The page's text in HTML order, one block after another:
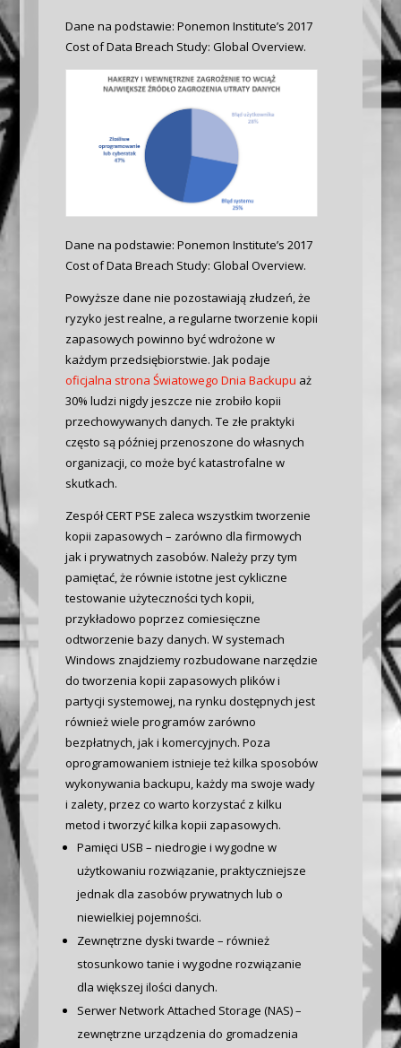
Dane na podstawie: Ponemon Institute’s 2017
Cost of Data Breach Study: Global Overview.
Dane na podstawie: Ponemon Institute’s 2017
Cost of Data Breach Study: Global Overview.
Powyższe dane nie pozostawiają złudzeń, że
ryzyko jest realne, a regularne tworzenie kopii
zapasowych powinno być wdrożone w
każdym przedsiębiorstwie. Jak podaje
oficjalna strona Światowego Dnia Backupu aż
30% ludzi nigdy jeszcze nie zrobiło kopii
przechowywanych danych. Te złe praktyki
często są później przenoszone do własnych
organizacji, co może być katastrofalne w
skutkach.
Zespół CERT PSE zaleca wszystkim tworzenie
kopii zapasowych – zarówno dla firmowych
jak i prywatnych zasobów. Należy przy tym
pamiętać, że równie istotne jest cykliczne
testowanie użyteczności tych kopii,
przykładowo poprzez comiesięczne
odtworzenie bazy danych. W systemach
Windows znajdziemy rozbudowane narzędzie
do tworzenia kopii zapasowych plików i
partycji systemowej, na rynku dostępnych jest
również wiele programów zarówno
bezpłatnych, jak i komercyjnych. Poza
oprogramowaniem istnieje też kilka sposobów
wykonywania backupu, każdy ma swoje wady
i zalety, przez co warto korzystać z kilku
metod i tworzyć kilka kopii zapasowych.
Pamięci USB – niedrogie i wygodne w
użytkowaniu rozwiązanie, praktyczniejsze
jednak dla zasobów prywatnych lub o
niewielkiej pojemności.
Zewnętrzne dyski twarde – również
stosunkowo tanie i wygodne rozwiązanie
dla większej ilości danych.
Serwer Network Attached Storage (NAS) –
zewnętrzne urządzenia do gromadzenia